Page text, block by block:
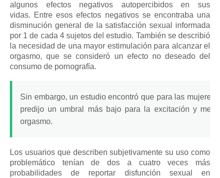
algunos efectos negativos autopercibidos en sus
vidas. Entre esos efectos negativos se encontraba una
disminución general de la satisfacción sexual informada
por 1 de cada 4 sujetos del estudio. También se describió
la necesidad de una mayor estimulación para alcanzar el
orgasmo, que se consideró un efecto no deseado del
consumo de pornografía.
Sin embargo, un estudio encontró que para las mujeres
predijo un umbral más bajo para la excitación y
orgasmo.
Los usuarios que describen subjetivamente su uso como
problemático tenían de dos a cuatro veces más
probabilidades de reportar disfunción sexual en